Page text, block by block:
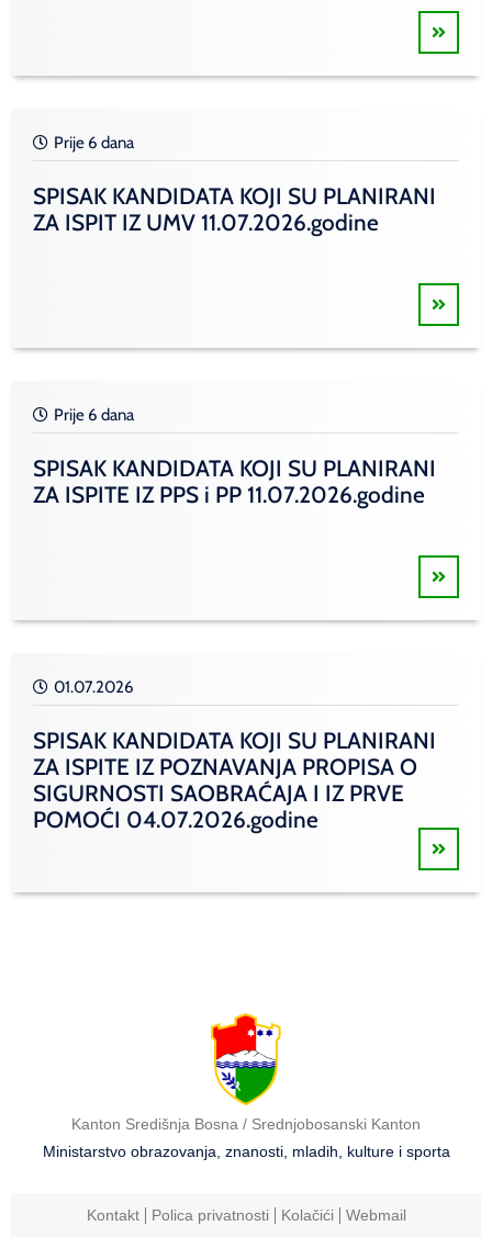
Prije 6 dana
SPISAK KANDIDATA KOJI SU PLANIRANI
ZA ISPIT IZ UMV 11.07.2026.godine
Prije 6 dana
SPISAK KANDIDATA KOJI SU PLANIRANI
ZA ISPITE IZ PPS i PP 11.07.2026.godine
01.07.2026
SPISAK KANDIDATA KOJI SU PLANIRANI
ZA ISPITE IZ POZNAVANJA PROPISA O
SIGURNOSTI SAOBRAĆAJA I IZ PRVE
POMOĆI 04.07.2026.godine
Kanton Središnja Bosna / Srednjobosanski Kanton
Ministarstvo obrazovanja, znanosti, mladih, kulture i sporta
Kontakt Polica privatnosti Kolačići Webmail